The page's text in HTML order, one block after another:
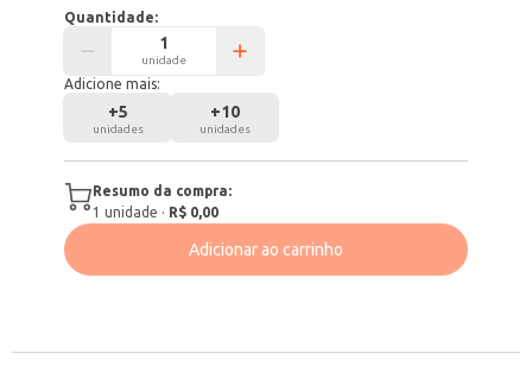
Quantidade:
unidade
Adicione mais:
+5
unidades
+10
unidades
Resumo da compra:
1 unidade · R$ 0,00
Adicionar ao carrinho